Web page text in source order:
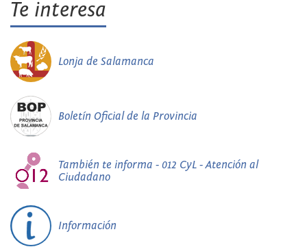
Te interesa
Lonja de Salamanca
Boletín Oficial de la Provincia
También te informa - 012 CyL - Atención al
Ciudadano
Información